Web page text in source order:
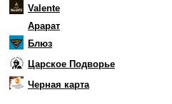
Valente
Арарат
Блюз
Царское Подворье
Черная карта